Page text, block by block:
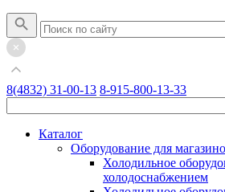
8(4832) 31-00-13 8-915-800-13-33
Каталог
Оборудование для
Холодильное
холодоснабжением